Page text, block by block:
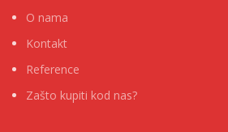
O nama
Kontakt
Reference
Zašto kupiti kod nas?